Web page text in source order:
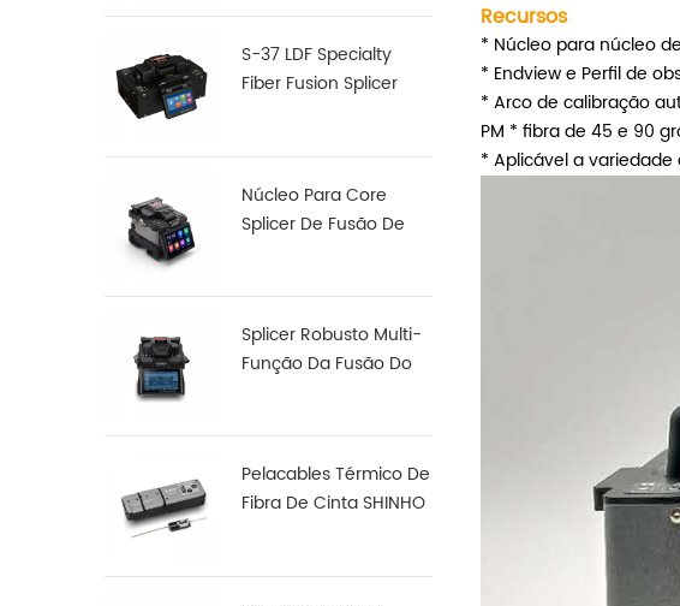
S-37 LDF Specialty
Fiber Fusion Splicer
Núcleo Para Core
Splicer De Fusão De
Splicer Robusto Multi-
Função Da Fusão Do
Pelacables Térmico De
Fibra De Cinta SHINHO
Recursos
* Núcleo para núcleo
* Endview e Perfil de
* Arco de calibração
PM * fibra de 45 e 90
* Aplicável a